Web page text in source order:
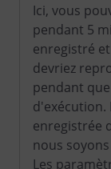
Ici, vous
pendant 5
enregistré
devriez
pendant
d'exécution.
enregistrée
nous
Les